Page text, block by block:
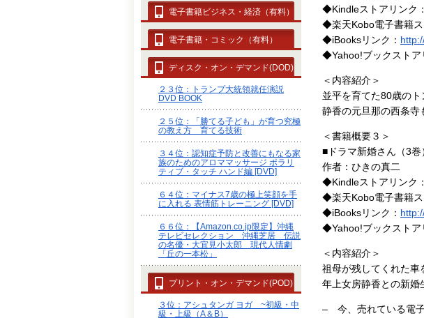
◆Kindleストアリンク：
◆楽天Kobo電子書籍ス
◆iBooksリンク：
◆Yahoo!ブックストア
＜内容紹介＞
並平を育てた80歳の
静香の元旦那の西条寺
＜書籍概要３＞
■ドラマ新婚さん（3巻
作者：ひきの真二
◆Kindleストアリンク：
◆楽天Kobo電子書籍ス
◆iBooksリンク：
◆Yahoo!ブックストア
＜内容紹介＞
祖母が残してくれた車
年上女房静香との新
– 今、売れている電
電子書籍ビジネス・経済（有料）
電子書籍・コミック（有料）
ディスク・オン・デマンド(DOD)
２３位：トランプ大統領就任演説
DVD BOOK
２５位：「勝てる子ども」が育つ究極
の教え方 育てる技術
３４位：認知症予防と改善にもなる家
族のためのアロママッサージ ポラリ
ティブ・タッチ ハンド編 [DVD]
６４位：マイナス7歳の極上笑顔を手
に入れる 表情筋トレーニング [DVD]
６６位：【Amazon.co.jp限定】沖縄
テレビセレクション 沖縄芝居 伝説
の名優・大宜見小太郎 現代人情劇
「丘の一本松」
プリント・オン・デマンド(POD)
３位：アシュタンガ ヨガ ~初級・中
級・上級（A＆B）